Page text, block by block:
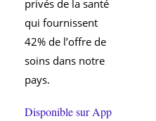
privés de la santé
qui fournissent
42% de l’offre de
soins dans notre
pays.
Disponible sur App